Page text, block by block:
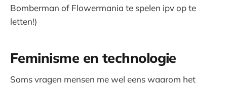
Bomberman of Flowermania te spelen ipv op te
letten!)
Feminisme en technologie
Soms vragen mensen me wel eens waarom het